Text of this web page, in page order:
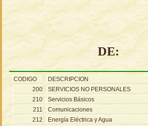
DE:
CODIGO DESCRIPCION
200
SERVICIOS NO PERSONALES
210
Servicios Básicos
211
Comunicaciones
212
Energía Eléctrica y Agua